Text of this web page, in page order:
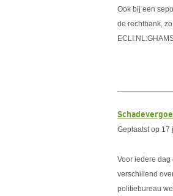
Ook bij een
de rechtbank,
Geplaatst op 17
Voor iedere
verschillend
politiebureau